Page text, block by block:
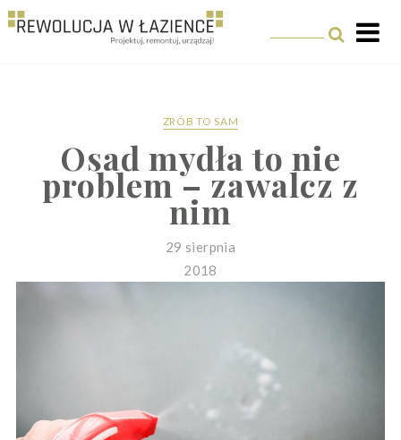
ZRÓB TO SAM
Osad mydła to nie
problem – zawalcz z
nim
29 sierpnia
2018